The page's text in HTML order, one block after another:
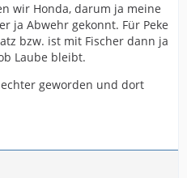
dass weder Madsen
sind
wir Honda, darum ja meine
ja Abwehr gekonnt. Für Peke
bzw. ist mit Fischer dann ja
Laube bleibt.
geworden und dort